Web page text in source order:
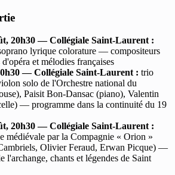
20h30 — Collégiale Saint-Laurent :
lyrique colorature — compositeurs
et mélodies françaises
— Collégiale Saint-Laurent : trio
solo de l'Orchestre national du
Paisit Bon-Dansac (piano), Valentin
— programme dans la continuité du 19
20h30 — Collégiale Saint-Laurent :
médiévale par la Compagnie « Orion »
Olivier Feraud, Erwan Picque) —
l'archange, chants et légendes de Saint